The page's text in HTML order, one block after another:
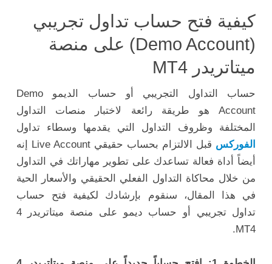
كيفية فتح حساب تداول تجريبي
(Demo Account) على منصة
ميتاتريدر MT4
حساب التداول التجريبي أو حساب الديمو Demo
Account هو طريقة رائعة لاختبار منصات التداول
المختلفة وظروف التداول التي يقدمها وسطاء تداول
الفوركس
قبل الالتزام بحساب حقيقي Live Account إنه
أيضاً أداة فعالة تساعدك على تطوير مهاراتك في التداول
من خلال محاكاة التداول الفعلي الحقيقي والأسعار الحية
في هذا المقال، سنقوم بإرشادك لكيفية فتح حساب
تداول تجريبي أو حساب ديمو على منصة ميتاتريدر 4
MT4.